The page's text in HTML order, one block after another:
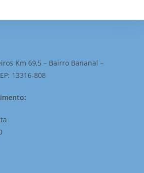
Km 69,5 – Bairro Bananal –
13316-808